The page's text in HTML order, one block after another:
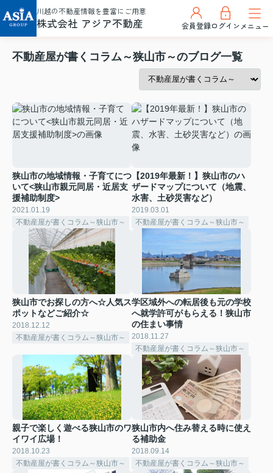
川越の不動産情報を豊富にご用意
株式会社 アジア不動産 会員登録ログインメニュー
不動産屋が書くコラム～狭山市～のブログ一覧
狭山市の地域情報・子育てにつ
いて<狭山市親元同居・近居支
援補助制度>
2021.01.19
不動産屋が書くコラム～狭山市～
【2019年最新！】狭山市のハ
ザードマップについて（地震、
水害、土砂災害など）
2019.03.01
不動産屋が書くコラム～狭山市～
狭山市でお探しの方へ☆人気ス
ポットなどご紹介☆
2018.12.12
不動産屋が書くコラム～狭山市～
学区域外への転居後も元の学校
へ就学許可がもらえる！狭山市
の住まい事情
2018.11.27
不動産屋が書くコラム～狭山市～
親子で楽しく遊べる狭山市のワ
イワイ広場！
2018.10.23
不動産屋が書くコラム～狭山市～
狭山市内へ住み替える時に使え
る補助金
2018.09.14
不動産屋が書くコラム～狭山市～